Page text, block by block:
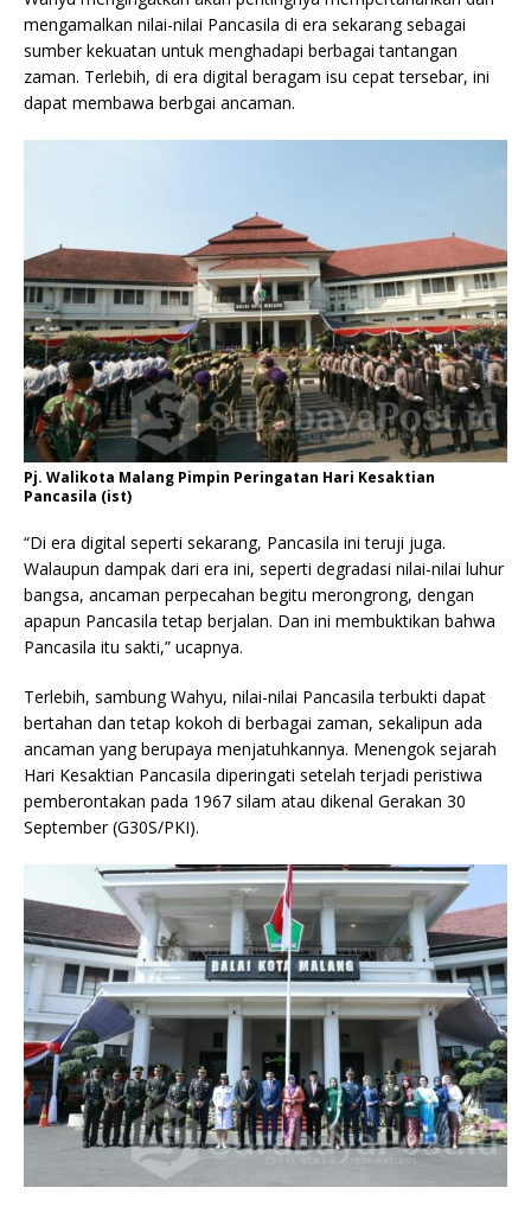
mengamalkan nilai-nilai Pancasila di era sekarang sebagai
sumber kekuatan untuk menghadapi berbagai tantangan
zaman. Terlebih, di era digital beragam isu cepat tersebar, ini
dapat membawa berbgai ancaman.
Pj. Walikota Malang Pimpin Peringatan Hari Kesaktian
Pancasila (ist)
“Di era digital seperti sekarang, Pancasila ini teruji juga.
Walaupun dampak dari era ini, seperti degradasi nilai-nilai luhur
bangsa, ancaman perpecahan begitu merongrong, dengan
apapun Pancasila tetap berjalan. Dan ini membuktikan bahwa
Pancasila itu sakti,” ucapnya.
Terlebih, sambung Wahyu, nilai-nilai Pancasila terbukti dapat
bertahan dan tetap kokoh di berbagai zaman, sekalipun ada
ancaman yang berupaya menjatuhkannya. Menengok sejarah
Hari Kesaktian Pancasila diperingati setelah terjadi peristiwa
pemberontakan pada 1967 silam atau dikenal Gerakan 30
September (G30S/PKI).